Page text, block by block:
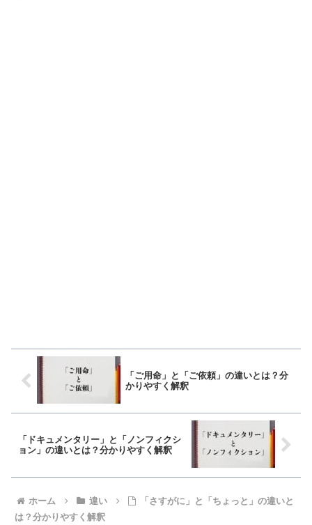
「ご用命」と「ご依頼」の違いとは？分
かりやすく解釈
「ドキュメンタリー」と「ノンフィクシ
ョン」の違いとは？分かりやすく解釈
ホーム 違い
「さすがに」と「ちょっと」の違いと
は？分かりやすく解釈